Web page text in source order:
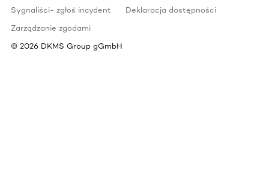
Sygnaliści- zgłoś incydent
Deklaracja dostępności
Zarządzanie zgodami
© 2026 DKMS Group gGmbH